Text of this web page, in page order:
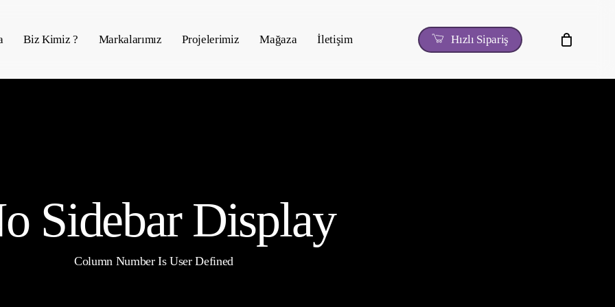
Biz Kimiz ? Markalarımız Projelerimiz Mağaza İletişim Hızlı Sipariş
Sidebar Display
Column Number Is User Defined